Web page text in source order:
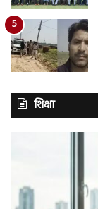
शिक्षा